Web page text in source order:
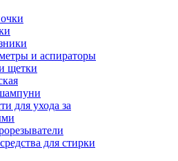
и аспираторы
щетки
для ухода за
для стирки